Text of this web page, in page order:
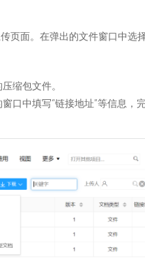
页面。在弹出的文件窗口中
缩包文件。
中填写“链接地址”等信息，完